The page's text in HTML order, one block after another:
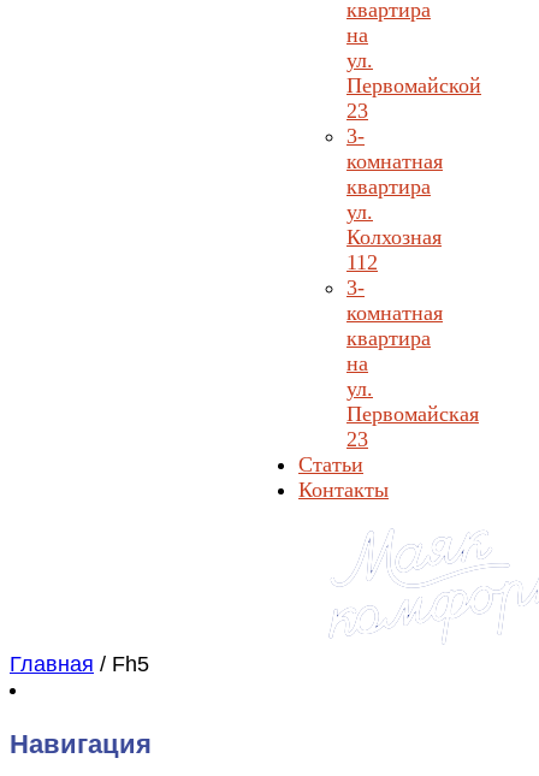
квартира
на
ул.
Первомайской
23
3-
комнатная
квартира
ул.
Колхозная
112
3-
комнатная
квартира
на
ул.
Первомайская
23
Статьи
Контакты
Главная / Fh5
Навигация